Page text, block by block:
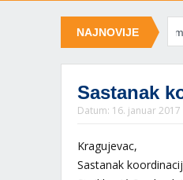
NAJNOVIJE
liderke Nermin Al-Šarif
Sastanak
Datum: 16. januar 2017
Kragujevac,
Sastanak